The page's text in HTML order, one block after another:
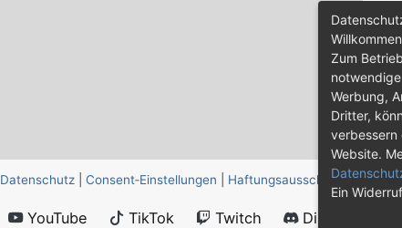
Datenschutz Consent‑Einstellungen Haftungsausschluss
YouTube TikTok Twitch Discord
Zum
Werbung,
Dritter,
verbessern
Website.
Ein